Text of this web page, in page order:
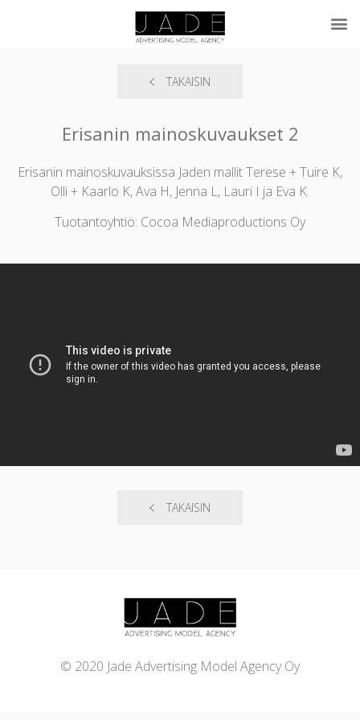
TAKAISIN
Erisanin mainoskuvaukset 2
Erisanin mainoskuvauksissa Jaden mallit Terese + Tuire K,
Olli + Kaarlo K, Ava H, Jenna L, Lauri I ja Eva K.
Tuotantoyhtiö: Cocoa Mediaproductions Oy
TAKAISIN
© 2020 Jade Advertising Model Agency Oy